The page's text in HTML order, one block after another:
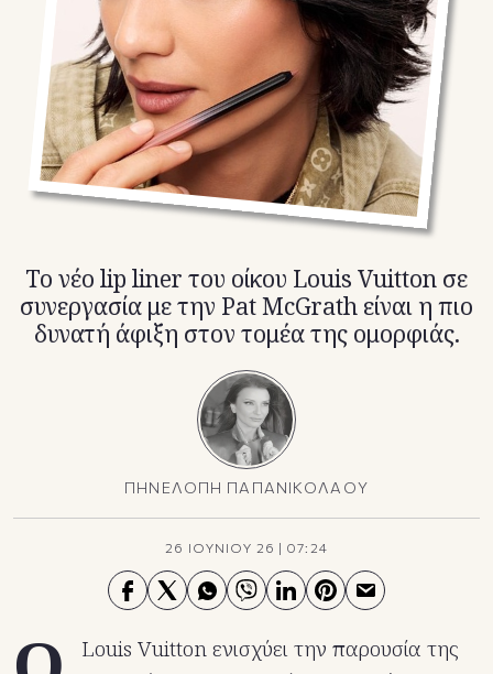
Το νέο lip liner του οίκου Louis Vuitton σε
συνεργασία με την Pat McGrath είναι η πιο
δυνατή άφιξη στον τομέα της ομορφιάς.
ΠΗΝΕΛΟΠΗ ΠΑΠΑΝΙΚΟΛΑΟΥ
26 ΙΟΥΝΙΟΥ 26 | 07:24
Louis Vuitton ενισχύει την παρουσία της